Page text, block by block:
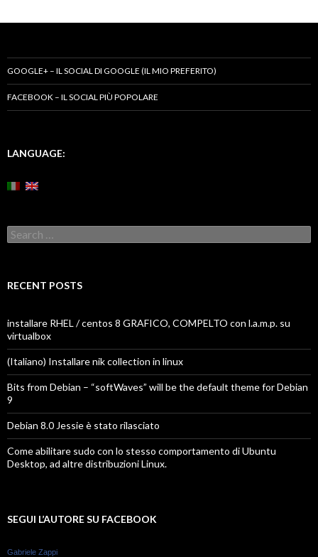
GOOGLE+ – IL SOCIAL DI GOOGLE (IL MIO PREFERITO)
FACEBOOK – IL SOCIAL PIÙ POPOLARE
LANGUAGE:
Search
for:
RECENT POSTS
installare RHEL / centos 8 GRAFICO, COMPELTO con l.a.m.p. su
virtualbox
(Italiano) Installare nik collection in linux
Bits from Debian – “softWaves” will be the default theme for Debian
9
Debian 8.0 Jessie è stato rilasciato
Come abilitare sudo con lo stesso comportamento di Ubuntu
Desktop, ad altre distribuzioni Linux.
SEGUI L’AUTORE SU FACEBOOK
Gabriele Zappi